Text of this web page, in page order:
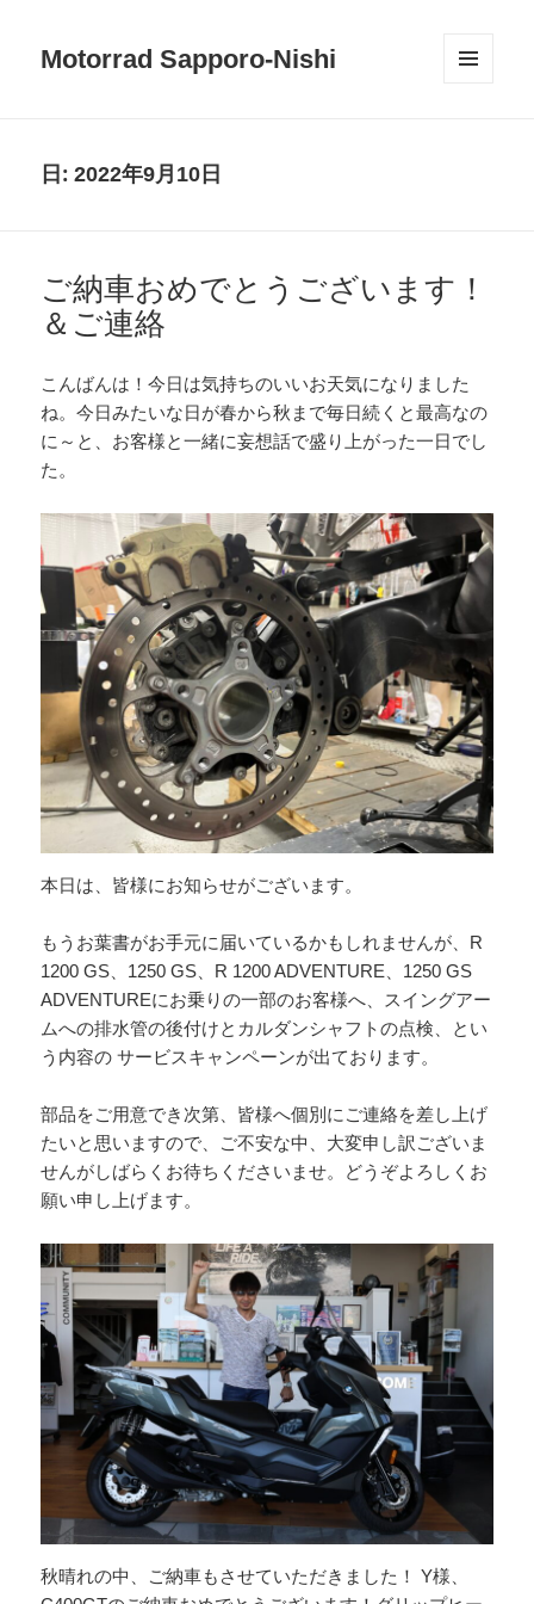
Motorrad Sapporo-Nishi
日:2022年9月10日
ご納車おめでとうございます！
＆ご連絡
こんばんは！今日は気持ちのいいお天気になりました
ね。今日みたいな日が春から秋まで毎日続くと最高なの
に～と、お客様と一緒に妄想話で盛り上がった一日でし
た。
本日は、皆様にお知らせがございます。
もうお葉書がお手元に届いているかもしれませんが、R
1200 GS、1250 GS、R 1200 ADVENTURE、1250 GS
ADVENTUREにお乗りの一部のお客様へ、スイングアー
ムへの排水管の後付けとカルダンシャフトの点検、とい
う内容の サービスキャンペーンが出ております。
部品をご用意でき次第、皆様へ個別にご連絡を差し上げ
たいと思いますので、ご不安な中、大変申し訳ございま
せんがしばらくお待ちくださいませ。どうぞよろしくお
願い申し上げます。
秋晴れの中、ご納車もさせていただきました！ Y様、